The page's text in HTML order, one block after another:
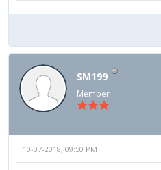
SM199
Member
10-07-2018, 09:50 PM